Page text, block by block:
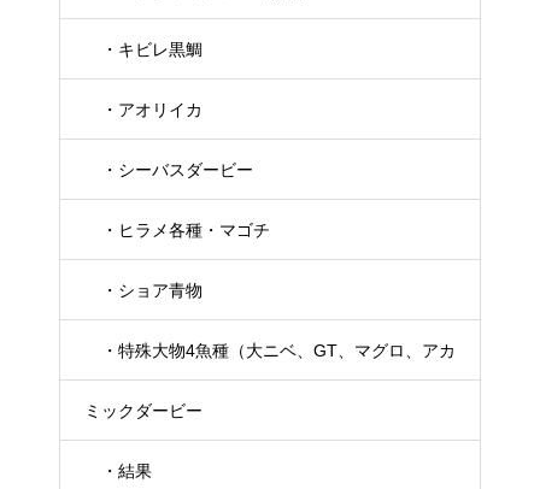
・キビレ黒鯛
・アオリイカ
・シーバスダービー
・ヒラメ各種・マゴチ
・ショア青物
・特殊大物4魚種（大ニベ、GT、マグロ、アカ
メ）
ミックダービー
・結果